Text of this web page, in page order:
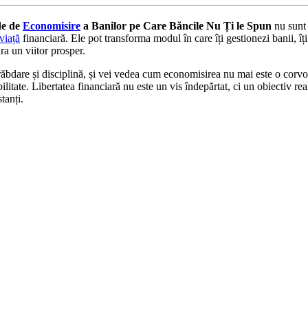
de Economisire a Banilor pe Care Băncile Nu Ți le Spun nu
viață financiară. Ele pot transforma modul în care îți gestionezi banii,
un viitor prosper.
și disciplină, și vei vedea cum economisirea nu mai este o
Libertatea financiară nu este un vis îndepărtat, ci un obiectiv